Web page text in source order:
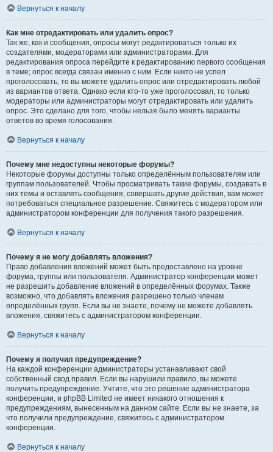
Вернуться к началу
Как мне отредактировать или удалить опрос?
Так же, как и сообщения, опросы могут редактироваться только их
создателями, модераторами или администраторами. Для
редактирования опроса перейдите к редактированию первого сообщения
в теме; опрос всегда связан именно с ним. Если никто не успел
проголосовать, то вы можете удалить опрос или отредактировать любой
из вариантов ответа. Однако если кто-то уже проголосовал, то только
модераторы или администраторы могут отредактировать или удалить
опрос. Это сделано для того, чтобы нельзя было менять варианты
ответов во время голосования.
Вернуться к началу
Почему мне недоступны некоторые форумы?
Некоторые форумы доступны только определённым пользователям или
группам пользователей. Чтобы просматривать такие форумы, создавать в
них темы и оставлять сообщения, совершать другие действия, вам может
потребоваться специальное разрешение. Свяжитесь с модератором или
администратором конференции для получения такого разрешения.
Вернуться к началу
Почему я не могу добавлять вложения?
Право добавления вложений может быть предоставлено на уровне
форума, группы или пользователя. Администратор конференции может
не разрешить добавление вложений в определённых форумах. Также
возможно, что добавлять вложения разрешено только членам
определённых групп. Если вы не знаете, почему не можете добавлять
вложения, свяжитесь с администратором конференции.
Вернуться к началу
Почему я получил предупреждение?
На каждой конференции администраторы устанавливают свой
собственный свод правил. Если вы нарушили правило, вы можете
получить предупреждение. Учтите, что это решение администратора
конференции, и phpBB Limited не имеет никакого отношения к
предупреждениям, вынесенным на данном сайте. Если вы не знаете, за
что получили предупреждение, свяжитесь с администратором
конференции.
Вернуться к началу